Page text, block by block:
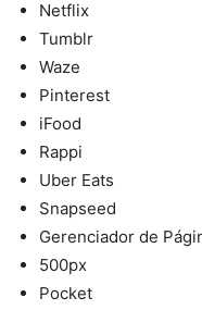
Netflix
Tumblr
Waze
Pinterest
iFood
Rappi
Uber Eats
Snapseed
Gerenciador de
500px
Pocket